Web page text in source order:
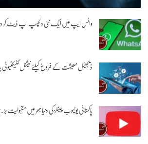
واٹس ایپ میں ایک نئی دلچسپ اپ ڈیٹ کر
ڈیجیٹل معیشت کے فروغ کیلئے نیشنل
پاکستانی یوٹیوب چینلز کی دنیا بھر میں مقبولیت